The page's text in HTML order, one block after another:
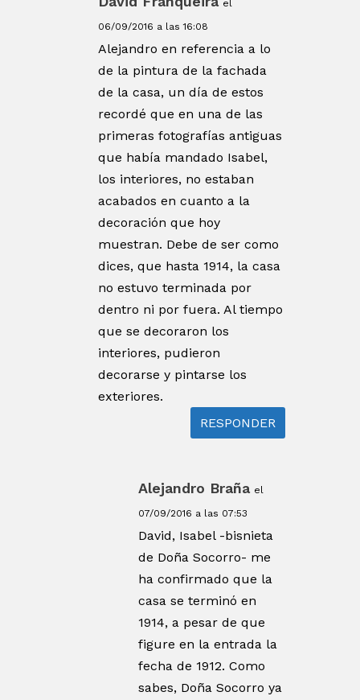
el
06/09/2016 a las 16:08
Alejandro en referencia a lo
de la pintura de la fachada
de la casa, un día de estos
recordé que en una de las
primeras fotografías antiguas
que había mandado Isabel,
los interiores, no estaban
acabados en cuanto a la
decoración que hoy
muestran. Debe de ser como
dices, que hasta 1914, la casa
no estuvo terminada por
dentro ni por fuera. Al tiempo
que se decoraron los
interiores, pudieron
decorarse y pintarse los
exteriores.
RESPONDER
Alejandro Braña el
07/09/2016 a las 07:53
David, Isabel -bisnieta
de Doña Socorro- me
ha confirmado que la
casa se terminó en
1914, a pesar de que
figure en la entrada la
fecha de 1912. Como
sabes, Doña Socorro ya